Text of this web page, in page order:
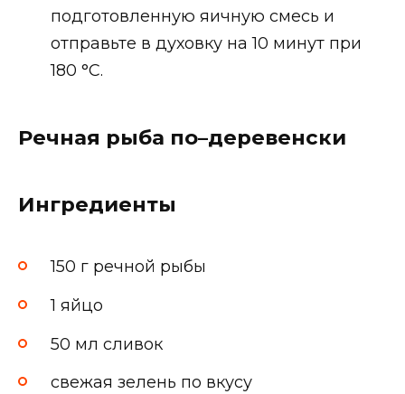
подготовленную яичную смесь и
отправьте в духовку на 10 минут при
180 °С.
Речная рыба по–деревенски
Ингредиенты
150 г речной рыбы
1 яйцо
50 мл сливок
свежая зелень по вкусу